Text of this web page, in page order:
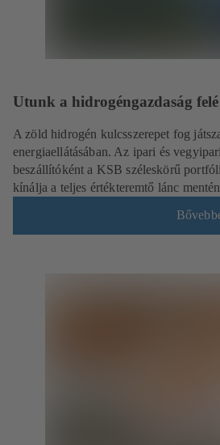
Utunk a hidrogéngazdaság felé
A zöld hidrogén kulcsszerepet fog
energiaellátásában. Az ipari és
beszállítóként a KSB széleskörű
kínálja a teljes értékteremtő lánc